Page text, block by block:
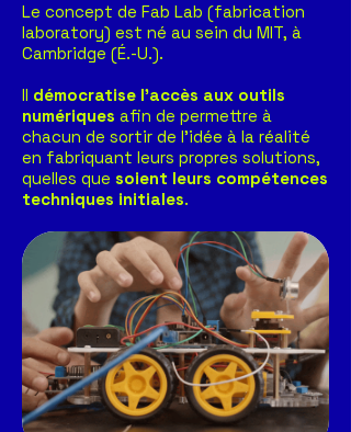
Le concept de Fab Lab (fabrication
laboratory) est né au sein du MIT, à
Cambridge (É.-U.).
Il démocratise l'accès aux outils
numériques afin de permettre à
chacun de sortir de l'idée à la réalité
en fabriquant leurs propres solutions,
quelles que soient leurs compétences
techniques initiales.